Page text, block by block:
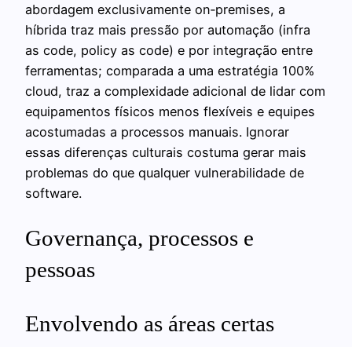
abordagem exclusivamente on‑premises, a
híbrida traz mais pressão por automação (infra
as code, policy as code) e por integração entre
ferramentas; comparada a uma estratégia 100%
cloud, traz a complexidade adicional de lidar com
equipamentos físicos menos flexíveis e equipes
acostumadas a processos manuais. Ignorar
essas diferenças culturais costuma gerar mais
problemas do que qualquer vulnerabilidade de
software.
Governança, processos e
pessoas
Envolvendo as áreas certas